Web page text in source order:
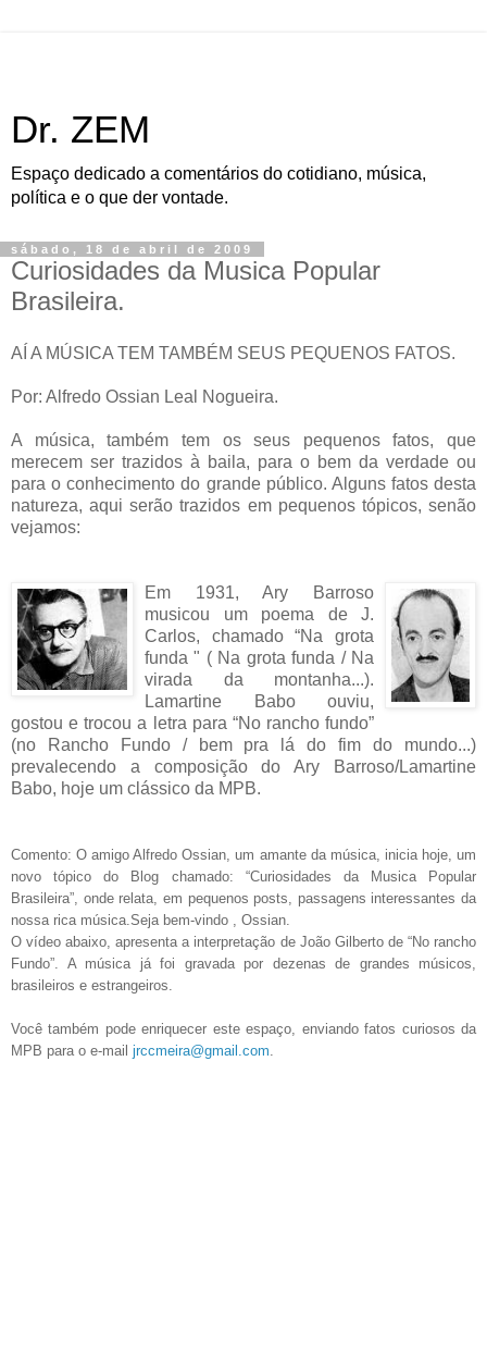
Dr. ZEM
Espaço dedicado a comentários do cotidiano, música,
política e o que der vontade.
sábado, 18 de abril de 2009
Curiosidades da Musica Popular
Brasileira.
AÍ A MÚSICA TEM TAMBÉM SEUS PEQUENOS FATOS.
Por: Alfredo Ossian Leal Nogueira.
A música, também tem os seus pequenos fatos, que
merecem ser trazidos à baila, para o bem da verdade ou
para o conhecimento do grande público. Alguns fatos desta
natureza, aqui serão trazidos em pequenos tópicos, senão
vejamos:
Em 1931, Ary Barroso
musicou um poema de J.
Carlos, chamado “Na grota
funda " ( Na grota funda / Na
virada da montanha...).
Lamartine Babo ouviu,
gostou e trocou a letra para “No rancho fundo”
(no Rancho Fundo / bem pra lá do fim do mundo...)
prevalecendo a composição do Ary Barroso/Lamartine
Babo, hoje um clássico da MPB.
Comento: O amigo Alfredo Ossian, um amante da música, inicia hoje, um
novo tópico do Blog chamado: “Curiosidades da Musica Popular
Brasileira”, onde relata, em pequenos posts, passagens interessantes da
nossa rica música.Seja bem-vindo , Ossian.
O vídeo abaixo, apresenta a interpretação de João Gilberto de “No rancho
Fundo”. A música já foi gravada por dezenas de grandes músicos,
brasileiros e estrangeiros.
Você também pode enriquecer este espaço, enviandofatos curiosos da
MPB para o e-mail jrccmeira@gmail.com